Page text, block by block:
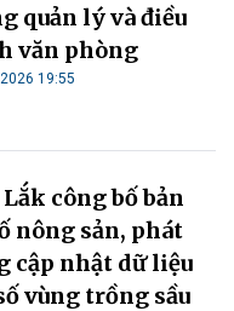
quản lý và điều
văn phòng
19:55
công bố bản
nông sản, phát
cập nhật dữ liệu
vùng trồng sầu